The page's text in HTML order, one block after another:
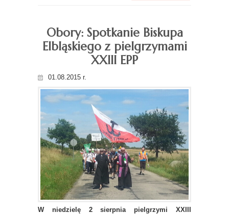
Obory: Spotkanie Biskupa
Elbląskiego z pielgrzymami
XXIII EPP
01.08.2015 r.
W niedzielę 2 sierpnia pielgrzymi XXIII